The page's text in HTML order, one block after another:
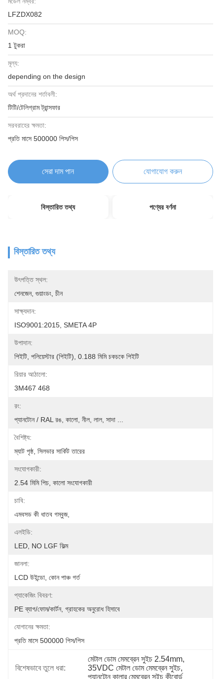
LFZDX082
MOQ:
1 টুকরা
মূল্য:
depending on the design
অর্থ প্রদানের শর্তাবলী:
টিটি/টেলিগ্রাম ট্রান্সফার
সরবরাহের ক্ষমতা:
প্রতি মাসে 500000 পিস/পিস
সেরা দাম পান যোগাযোগ করুন
বিস্তারিত তথ্য পণ্যের বর্ণনা
বিস্তারিত তথ্য
উৎপত্তি স্থল:
শেনজেন, গুয়াংডং, চীন
সাক্ষ্যদান:
ISO9001:2015, SMETA 4P
উপাদান:
পিইটি, পলিয়েস্টার (পিইটি), 0.188 মিমি চকচকে পিইটি
রিয়ার আঠালো:
3M467 468
রং:
প্যানটোন / RAL রঙ, কালো, নীল, লাল, সাদা ...
বৈশিষ্ট্য:
ম্যাট পৃষ্ঠ, সিলভার সার্কিট তারের
সংযোগকারী:
2.54 মিমি পিচ, কালো সংযোগকারী
চাবি:
এমবসড কী ধাতব গম্বুজ,
এলইডি:
LED, NO LGF ফিল্ম
জানলা:
LCD উইন্ডো, কোন পাঞ্চ গর্ত
প্যাকেজিং বিবরণ:
PE ব্যাগ/ফোম/কার্টন, গ্রাহকের অনুরোধ হিসাবে
যোগানের ক্ষমতা:
প্রতি মাসে 500000 পিস/পিস
বিশেষভাবে তুলে ধরা:
মেটাল ডোম মেমব্রেন সুইচ 2.54mm,
35VDC মেটাল ডোম মেমব্রেন সুইচ,
প্যানটোন কালার মেমব্রেন সুইচ কীবোর্ড